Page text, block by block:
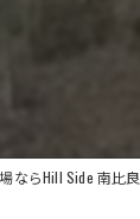
ならHill Side 南比良